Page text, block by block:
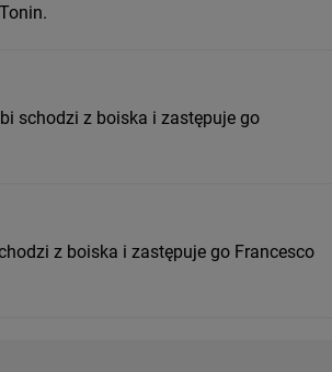
schodzi z boiska i zastępuje go
z boiska i zastępuje go Francesco